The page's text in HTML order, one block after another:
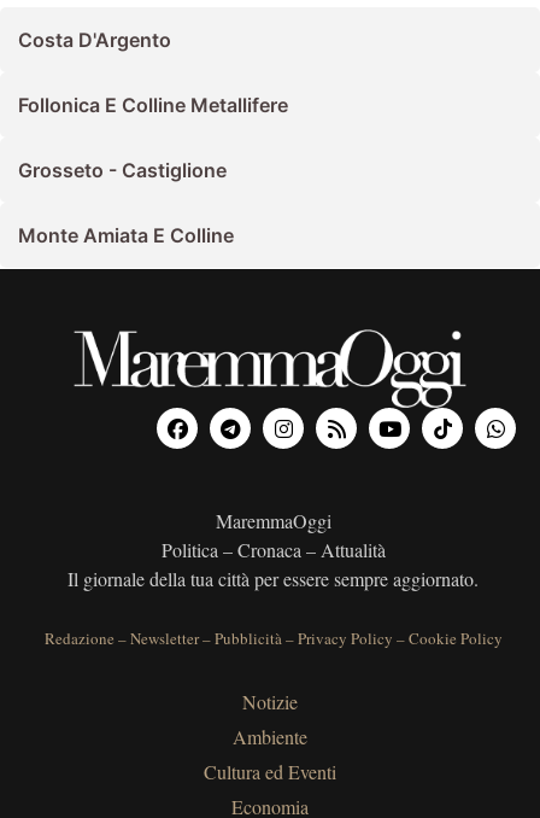
Costa D'Argento
Follonica E Colline Metallifere
Grosseto - Castiglione
Monte Amiata E Colline
MaremmaOggi
Politica – Cronaca – Attualità
Il giornale della tua città per essere sempre aggiornato.
Redazione –Newsletter–Pubblicità–Privacy Policy –Cookie Policy
Notizie
Ambiente
Cultura ed Eventi
Economia